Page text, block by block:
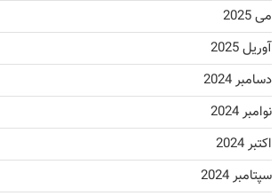
می 2025
آوریل 2025
دسامبر 2024
نوامبر 2024
اکتبر 2024
سپتامبر 2024